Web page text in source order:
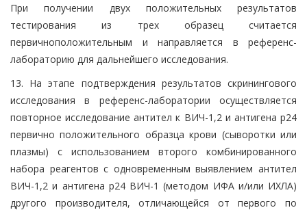
При получении двух положительных результатов
тестирования из трех образец считается
первичноположительным и направляется в референс-
лабораторию для дальнейшего исследования.
13. На этапе подтверждения результатов скринингового
исследования в референс-лаборатории осуществляется
повторное исследование антител к ВИЧ-1,2 и антигена р24
первично положительного образца крови (сыворотки или
плазмы) с использованием второго комбинированного
набора реагентов с одновременным выявлением антител
ВИЧ-1,2 и антигена р24 ВИЧ-1 (методом ИФА и/или ИХЛА)
другого производителя, отличающейся от первого по